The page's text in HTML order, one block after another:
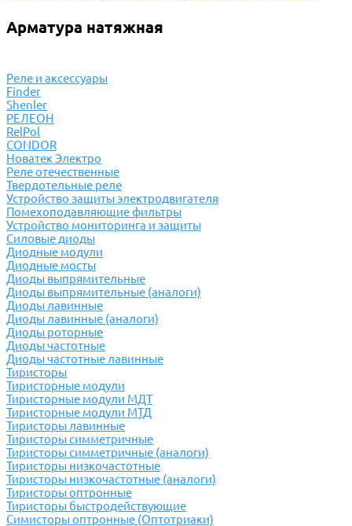
Арматура натяжная
Реле и аксессуары
Finder
Shenler
РЕЛЕОН
RelPol
CONDOR
Новатек Электро
Реле отечественные
Твердотельные реле
Устройство защиты электродвигателя
Помехоподавляющие фильтры
Устройство мониторинга и защиты
Силовые диоды
Диодные модули
Диодные мосты
Диоды выпрямительные
Диоды выпрямительные (аналоги)
Диоды лавинные
Диоды лавинные (аналоги)
Диоды роторные
Диоды частотные
Диоды частотные лавинные
Тиристоры
Тиристорные модули
Тиристорные модули МДТ
Тиристорные модули МТД
Тиристоры лавинные
Тиристоры симметричные
Тиристоры симметричные (аналоги)
Тиристоры низкочастотные
Тиристоры низкочастотные (аналоги)
Тиристоры оптронные
Тиристоры быстродействующие
Симисторы оптронные (Оптотриаки)